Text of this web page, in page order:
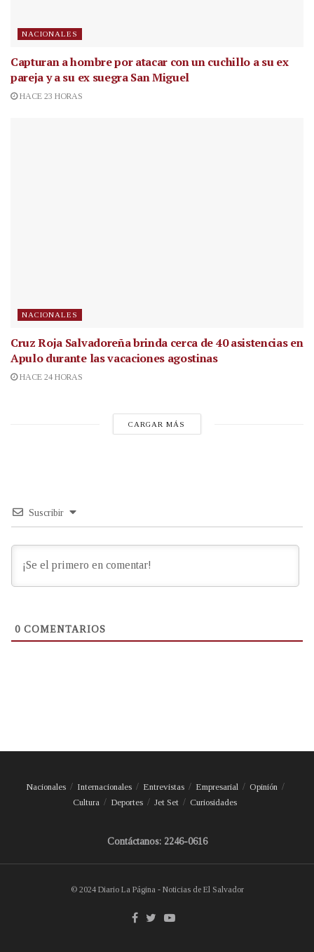
NACIONALES
Capturan a hombre por atacar con un cuchillo a su ex
pareja y a su ex suegra San Miguel
HACE 23 HORAS
NACIONALES
Cruz Roja Salvadoreña brinda cerca de 40 asistencias en
Apulo durante las vacaciones agostinas
HACE 24 HORAS
CARGAR MÁS
Suscribir
0 COMENTARIOS
Nacionales Internacionales Entrevistas Empresarial
Opinión
Cultura
Deportes Jet Set Curiosidades
Contáctanos: 2246-0616
© 2024 Diario La Página - Noticias de El Salvador